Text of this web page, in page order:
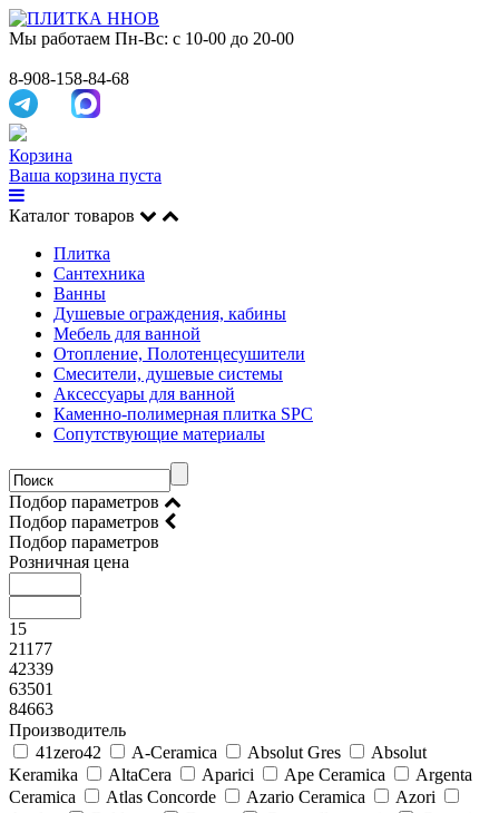
Мы работаем Пн-Вс: с 10-00 до 20-00
8-908-158-84-68
Корзина
Ваша корзина пуста
Каталог товаров
Плитка
Сантехника
Ванны
Душевые ограждения, кабины
Мебель для ванной
Отопление, Полотенцесушители
Смесители, душевые системы
Аксессуары для ванной
Каменно-полимерная плитка SPC
Сопутствующие материалы
Подбор параметров
Подбор параметров
Подбор параметров
Розничная цена
15
21177
42339
63501
84663
Производитель
41zero42
A-Ceramica Absolut Gres
Absolut
Keramika
AltaCera Aparici Ape Ceramica
Argenta
Ceramica
Atlas Concorde Azario Ceramica
Azori